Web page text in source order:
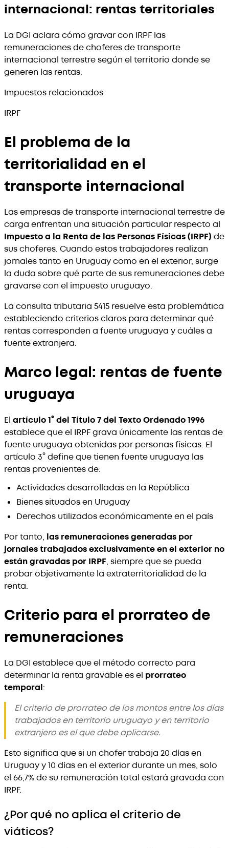
internacional: rentas territoriales
La DGI aclara cómo gravar con IRPF las
remuneraciones de choferes de transporte
internacional terrestre según el territorio donde se
generen las rentas.
Impuestos relacionados
IRPF
El problema de la
territorialidad en el
transporte internacional
Las empresas de transporte internacional terrestre de
carga enfrentan una situación particular respecto al
Impuesto a la Renta de las Personas Físicas (IRPF) de
sus choferes. Cuando estos trabajadores realizan
jornales tanto en Uruguay como en el exterior, surge
la duda sobre qué parte de sus remuneraciones debe
gravarse con el impuesto uruguayo.
La consulta tributaria 5415 resuelve esta problemática
estableciendo criterios claros para determinar qué
rentas corresponden a fuente uruguaya y cuáles a
fuente extranjera.
Marco legal: rentas de fuente
uruguaya
El artículo 1° del Título 7 del Texto Ordenado 1996
establece que el IRPF grava únicamente las rentas de
fuente uruguaya obtenidas por personas físicas. El
artículo 3° define que tienen fuente uruguaya las
rentas provenientes de:
Actividades desarrolladas en la República
Bienes situados en Uruguay
Derechos utilizados económicamente en el país
Por tanto, las remuneraciones generadas por
jornales trabajados exclusivamente en el exterior no
están gravadas por IRPF, siempre que se pueda
probar objetivamente la extraterritorialidad de la
renta.
Criterio para el prorrateo de
remuneraciones
La DGI establece que el método correcto para
determinar la renta gravable es el prorrateo
temporal:
El criterio de prorrateo de los montos entre los días
trabajados en territorio uruguayo y en territorio
extranjero es el que debe aplicarse.
Esto significa que si un chofer trabaja 20 días en
Uruguay y 10 días en el exterior durante un mes, solo
el 66,7% de su remuneración total estará gravada con
IRPF.
¿Por qué no aplica el criterio de
viáticos?